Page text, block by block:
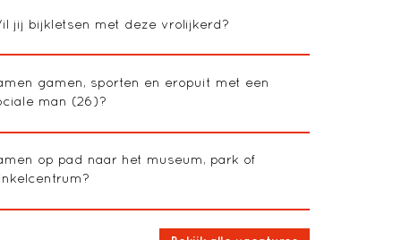
jij bijkletsen met deze vrolijkerd?
gamen, sporten en eropuit met een
man (26)?
op pad naar het museum, park of